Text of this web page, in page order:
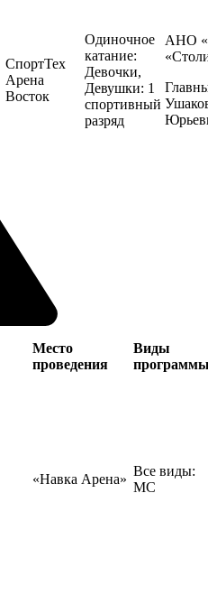
СпортТех
Арена
Восток
Одиночное
катание:
Девочки,
Девушки: 1
спортивный
разряд
АНО
Место
проведения
Виды
«Навка Арена»
Все виды:
МС